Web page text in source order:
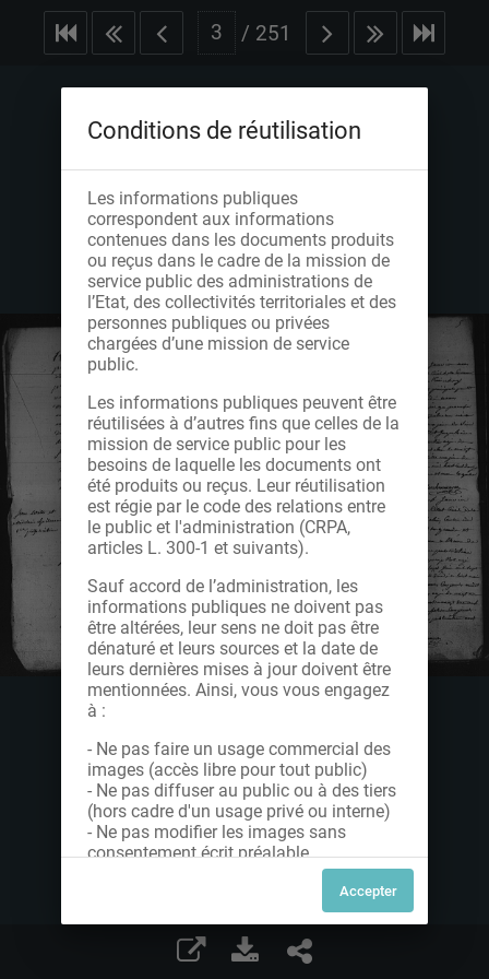
/ 251
Conditions de réutilisation
Les informations publiques
correspondent aux informations
contenues dans les documents produits
ou reçus dans le cadre de la mission de
service public des administrations de
l’Etat, des collectivités territoriales et des
personnes publiques ou privées
chargées d’une mission de service
public.
Les informations publiques peuvent être
réutilisées à d’autres fins que celles de la
mission de service public pour les
besoins de laquelle les documents ont
été produits ou reçus. Leur réutilisation
est régie par le code des relations entre
le public et l'administration (CRPA,
articles L. 300-1 et suivants).
Sauf accord de l’administration, les
informations publiques ne doivent pas
être altérées, leur sens ne doit pas être
dénaturé et leurs sources et la date de
leurs dernières mises à jour doivent être
mentionnées. Ainsi, vous vous engagez
à :
- Ne pas faire un usage commercial des
images (accès libre pour tout public)
- Ne pas diffuser au public ou à des tiers
(hors cadre d'un usage privé ou interne)
- Ne pas modifier les images sans
consentement écrit préalable
Dans le cas contraire, nous vous invitons
à nous contacter afin de solliciter le type
de Licence souhaitée parmi celles
proposées et le cas échéant, acquitter